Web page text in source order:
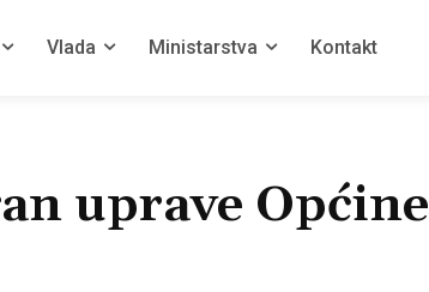
Vlada Ministarstva Kontakt
uprave Općine